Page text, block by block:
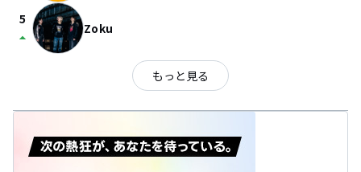
5
arrow_drop_up Zoku
もっと見る